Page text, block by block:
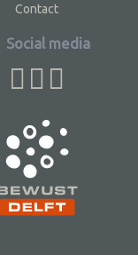
Contact
Social media